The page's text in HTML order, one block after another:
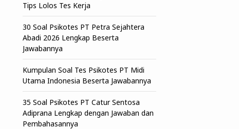
Tips Lolos Tes Kerja
30 Soal Psikotes PT Petra Sejahtera
Abadi 2026 Lengkap Beserta
Jawabannya
Kumpulan Soal Tes Psikotes PT Midi
Utama Indonesia Beserta Jawabannya
35 Soal Psikotes PT Catur Sentosa
Adiprana Lengkap dengan Jawaban dan
Pembahasannya